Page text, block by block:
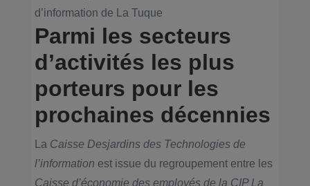
d’information de La Tuque
Parmi les secteurs
d’activités les plus
porteurs pour les
prochaines décennies
La Caisse Desjardins des Technologies de
l’information est issue du regroupement entre les
Caisse d’économie des employés de la CIP La